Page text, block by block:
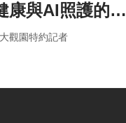
康與AI照護的未
觀園特約記者